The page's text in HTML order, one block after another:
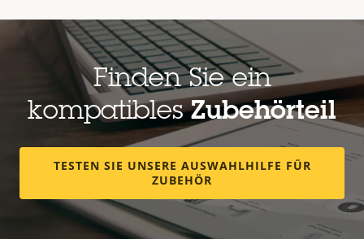
Finden Sie ein
kompatiblesZubehörteil
TESTEN SIE UNSERE AUSWAHLHILFE FÜR
ZUBEHÖR